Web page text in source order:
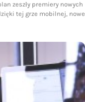
zeszły premiery nowych
tej grze mobilnej, nowe